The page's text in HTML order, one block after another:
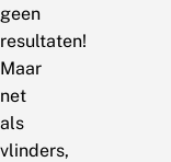
geen
resultaten!
Maar
net
als
vlinders,